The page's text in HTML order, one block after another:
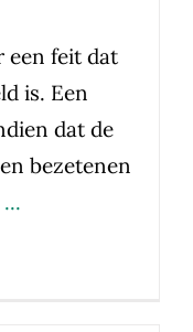
een feit dat
is. Een
dat de
bezetenen
...